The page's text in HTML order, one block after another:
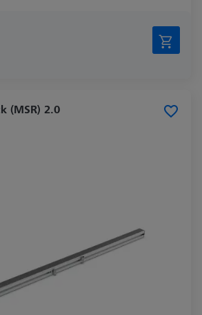
(MSR) 2.0